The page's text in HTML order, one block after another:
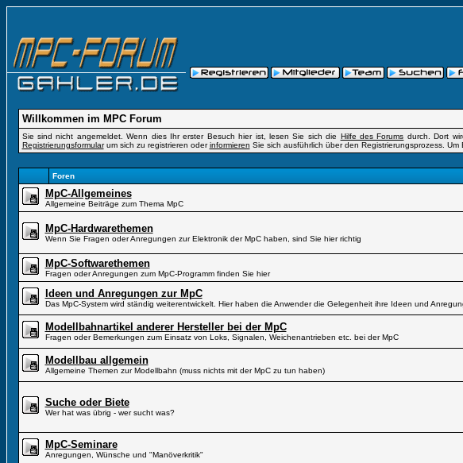
Willkommen im MPC Forum
Sie sind nicht angemeldet. Wenn dies Ihr erster Besuch hier ist, lesen Sie sich die Hilfe des Forums durch. Dort
Registrierungsformularum sich zu registrieren oderinformieren Sie sich ausführlich über den Registrierungsprozess.
Foren
MpC-Allgemeines
Allgemeine Beiträge zum Thema MpC
MpC-Hardwarethemen
Wenn Sie Fragen oder Anregungen zur Elektronik der MpC haben, sind Sie hier richtig
MpC-Softwarethemen
Fragen oder Anregungen zum MpC-Programm finden Sie hier
Ideen und Anregungen zur MpC
Das MpC-System wird ständig weiterentwickelt. Hier haben die Anwender die Gelegenheit ihre Ideen und
Modellbahnartikel anderer Hersteller bei der MpC
Fragen oder Bemerkungen zum Einsatz von Loks, Signalen, Weichenantrieben etc. bei der MpC
Modellbau allgemein
Allgemeine Themen zur Modellbahn (muss nichts mit der MpC zu tun haben)
Suche oder Biete
Wer hat was übrig - wer sucht was?
MpC-Seminare
Anregungen, Wünsche und "Manöverkritik"